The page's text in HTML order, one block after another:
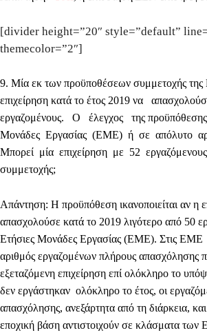
[divider height=”20″ style=”default”
themecolor=”2″]
9. Μία εκ των προϋποθέσεων συμμετοχής της
επιχείρηση κατά το έτος 2019 να
εργαζομένους. Ο έλεγχος της προϋπόθεσης
Μονάδες Εργασίας (ΕΜΕ) ή σε απόλυτο
Μπορεί μία επιχείρηση με 52
συμμετοχής;
Απάντηση: Η προϋπόθεση ικανοποιείται αν η
απασχολούσε κατά το 2019 λιγότερο από 50
Ετήσιες Μονάδες Εργασίας (ΕΜΕ). Στις ΕΜΕ
αριθμός εργαζομένων πλήρους απασχόλησης
εξεταζόμενη επιχείρηση επί ολόκληρο το
δεν εργάστηκαν ολόκληρο το έτος, οι
απασχόλησης, ανεξάρτητα από τη διάρκεια,
εποχική βάση αντιστοιχούν σε κλάσματα